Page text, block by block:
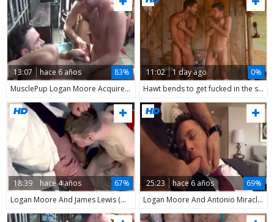
13:07 hace 6 años
83%
MusclePup Logan Moore Acquires bunch plowed Barebacked poke
11:02 1 day ago
0%
Hawt bends to get fucked in the shower
18:39 hace 4 años
67%
Logan Moore And James Lewis (OD P4)
25:23 hace 6 años
69%
Logan Moore And Antonio Miracle (CC)